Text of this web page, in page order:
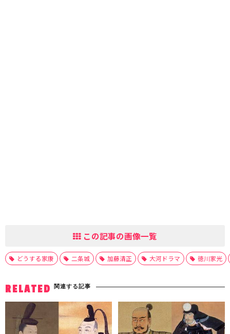
この記事の画像一覧
どうする家康 二条城 加藤清正 大河ドラマ 徳川家光
RELATED 関連する記事